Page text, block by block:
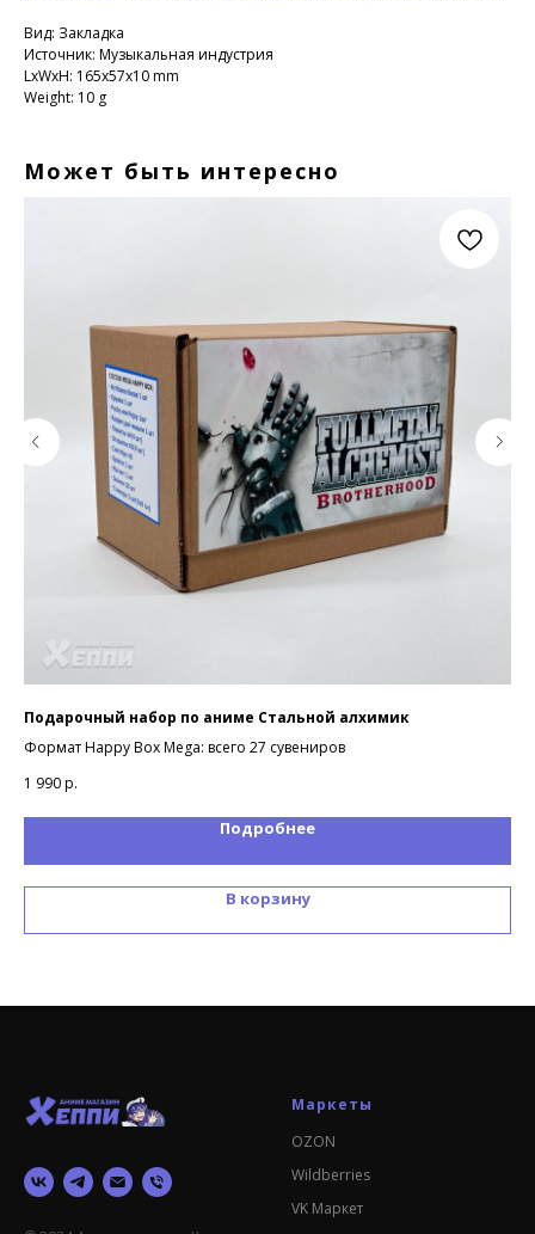
Вид: Закладка
Источник: Музыкальная индустрия
LxWxH: 165x57x10 mm
Weight: 10 g
Может быть интересно
Подарочный набор по аниме Стальной алхимик
Формат Happy Box Mega: всего 27 сувениров
1 990р.
Подробнее
В корзину
Маркеты
OZON
Wildberries
VK Маркет